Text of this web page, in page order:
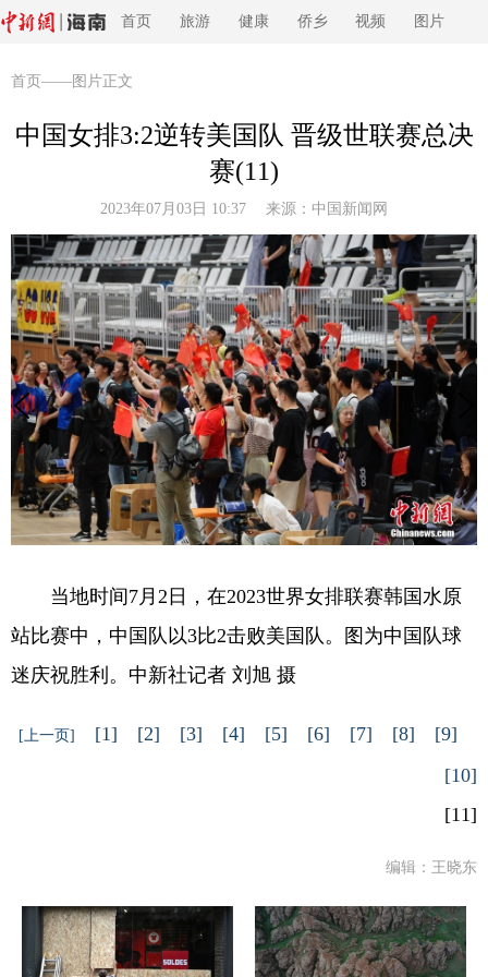
首页 旅游 健康 侨乡 视频 图片
首页 ——图片正文
中国女排3:2逆转美国队 晋级世联赛总决
赛(11)
2023年07月03日 10:37 来源： 中国新闻网
当地时间7月2日，在2023世界女排联赛韩国水原
站比赛中，中国队以3比2击败美国队。图为中国队球
迷庆祝胜利。中新社记者 刘旭 摄
[上一页] [1] [2] [3] [4] [5] [6] [7] [8]
[9]
[10]
[11]
编辑：王晓东